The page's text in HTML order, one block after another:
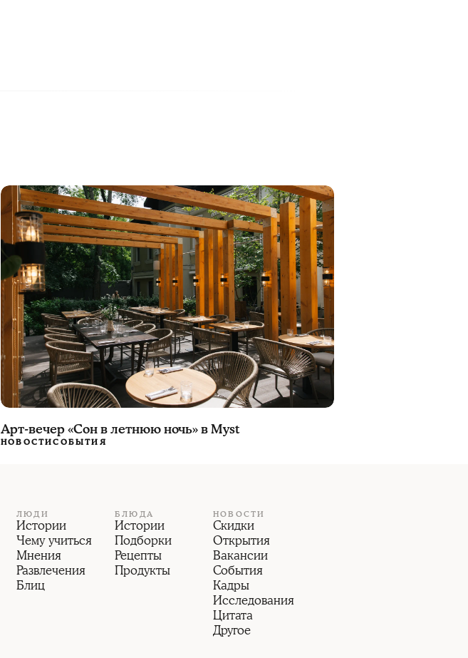
Арт-вечер «Сон в летнюю ночь» в Myst
НОВОСТИСОБЫТИЯ
ЛЮДИ
Истории
Чему учиться
Мнения
Развлечения
Блиц
БЛЮДА
Истории
Подборки
Рецепты
Продукты
НОВОСТИ
Скидки
Открытия
Вакансии
События
Кадры
Исследования
Цитата
Другое